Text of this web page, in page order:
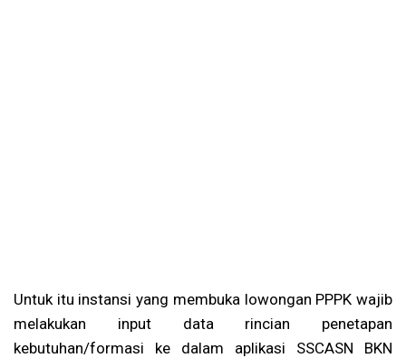
Untuk itu instansi yang membuka lowongan PPPK wajib
melakukan input data rincian penetapan
kebutuhan/formasi ke dalam aplikasi SSCASN BKN